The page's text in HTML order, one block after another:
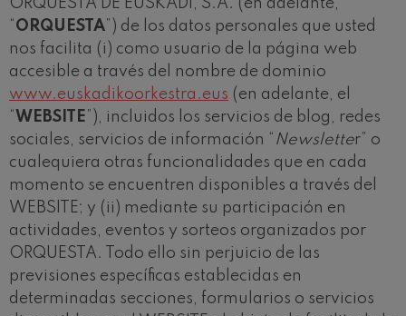
ORQUESTA DE EUSKADI, S.A. (en adelante,
“ORQUESTA”) de los datos personales que usted
nos facilita (i) como usuario de la página web
accesible a través del nombre de dominio
www.euskadikoorkestra.eus (en adelante, el
“WEBSITE”), incluidos los servicios de blog, redes
sociales, servicios de información “ Newsletter” o
cualequiera otras funcionalidades que en cada
momento se encuentren disponibles a través del
WEBSITE; y (ii) mediante su participación en
actividades, eventos y sorteos organizados por
ORQUESTA. Todo ello sin perjuicio de las
previsiones específicas establecidas en
determinadas secciones, formularios o servicios
J. C. Arriaga: Los esclavos
felices. Obertura
J. C. Arriaga
Joseph Haydn: Sinfonía nº83
Joseph Haydn
El cant dels ocells
Popular / Pau Casals
Franz Schmidt: Sinfonía nº4
Franz Schmidt
Franz Schubert: Canción
nocturna en el bosque
Franz Schubert
Johannes Brahms: Sinfonía
nº2
Johannes Brahms
Antonin Dvorak: Sinfonía nº6
Antonin Dvorak
Johannes Brahms: Concierto